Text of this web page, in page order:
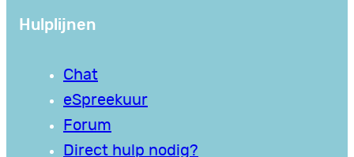
Hulplijnen
Chat
eSpreekuur
Forum
Direct hulp nodig?